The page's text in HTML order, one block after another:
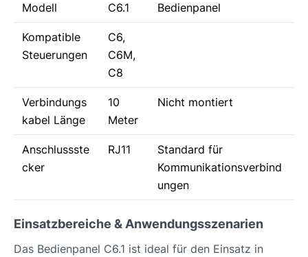
Modell C6.1 Bedienpanel
Kompatible
Steuerungen
C6,
C6M,
C8
Verbindungs
kabel Länge
10
Meter
Nicht montiert
Anschlussste
cker
RJ11
Standard für
Kommunikationsverbind
ungen
Einsatzbereiche & Anwendungsszenarien
Das Bedienpanel C6.1 ist ideal für den Einsatz in